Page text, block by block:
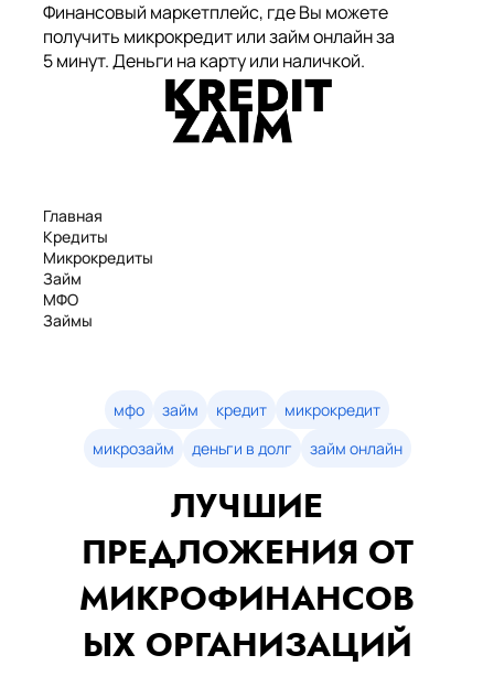
Финансовый маркетплейс, где Вы можете
получить микрокредит или займ онлайн за
5 минут. Деньги на карту или наличкой.
Главная
Кредиты
Микрокредиты
Займ
МФО
Займы
Займы онлайн
Денежные кредиты
мфо займ кредит
микрокредит
микрозайм
деньги в долг займ онлайн
ЛУЧШИЕ
ПРЕДЛОЖЕНИЯ ОТ
МИКРОФИНАНСОВ
ЫХ ОРГАНИЗАЦИЙ